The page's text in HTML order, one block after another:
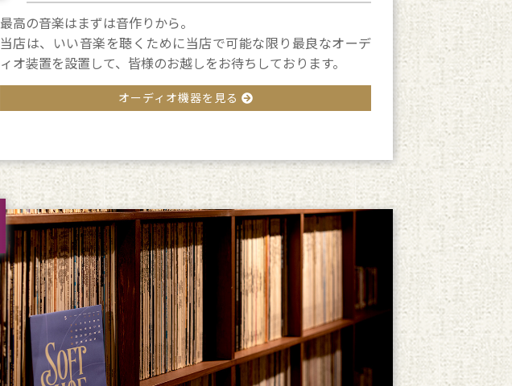
最高の音楽はまずは音作りから。
当店は、いい音楽を聴くために当店で可能な限り最良なオーデ
ィオ装置を設置して、皆様のお越しをお待ちしております。
オーディオ機器を見る